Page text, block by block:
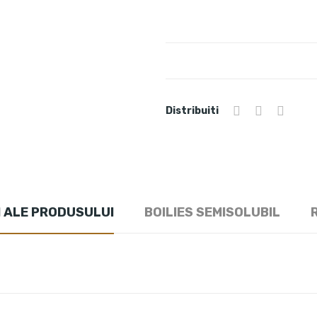
Distribuiti
PRODUSULUI BOILIES SEMISOLUBIL